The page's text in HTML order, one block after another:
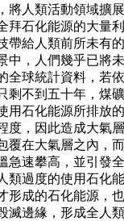
將人類活動領域擴
拜石化能源的大量
帶給人類前所未有
中，人們幾乎已將
全球統計資料，若
剩不到五十年，煤
用石化能源所排放
度，因此造成大氣
覆在大氣層之內，
急速攀高，並引發
類過度的使用石化
形成的石化能源，
滅邊緣，形成全人